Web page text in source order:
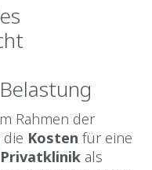
Rahmen der
die Kosten für eine
Privatklinik als